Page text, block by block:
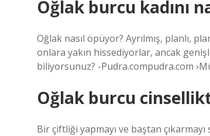
Oğlak burcu kadını
Oğlak nasıl öpüyor? Ayrılmış, planlı,
onlara yakın hissediyorlar, ancak
biliyorsunuz? -Pudra.compudra.com
Oğlak burcu
Bir çiftliği yapmayı ve baştan